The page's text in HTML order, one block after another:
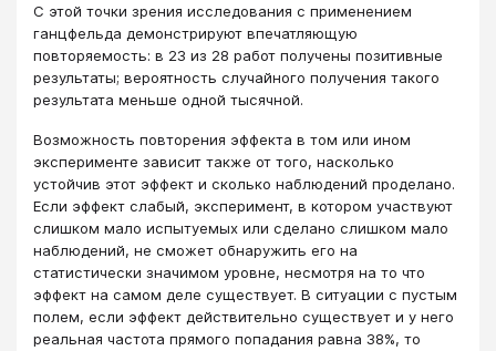
С этой точки зрения исследования с применением
ганцфельда демонстрируют впечатляющую
повторяемость: в 23 из 28 работ получены позитивные
результаты; вероятность случайного получения такого
результата меньше одной тысячной.
Возможность повторения эффекта в том или ином
эксперименте зависит также от того, насколько
устойчив этот эффект и сколько наблюдений проделано.
Если эффект слабый, эксперимент, в котором участвуют
слишком мало испытуемых или сделано слишком мало
наблюдений, не сможет обнаружить его на
статистически значимом уровне, несмотря на то что
эффект на самом деле существует. В ситуации с пустым
полем, если эффект действительно существует и у него
реальная частота прямого попадания равна 38%, то